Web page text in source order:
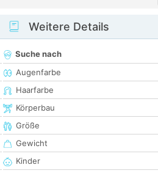
Weitere Details
Suche nach
Augenfarbe
Haarfarbe
Körperbau
Größe
Gewicht
Kinder